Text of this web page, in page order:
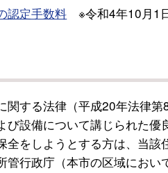
認定手数料 ※令和4年10月1
する法律（平成20年法律
設備について講じられた優
をしようとする方は、当
行政庁（本市の区域にお